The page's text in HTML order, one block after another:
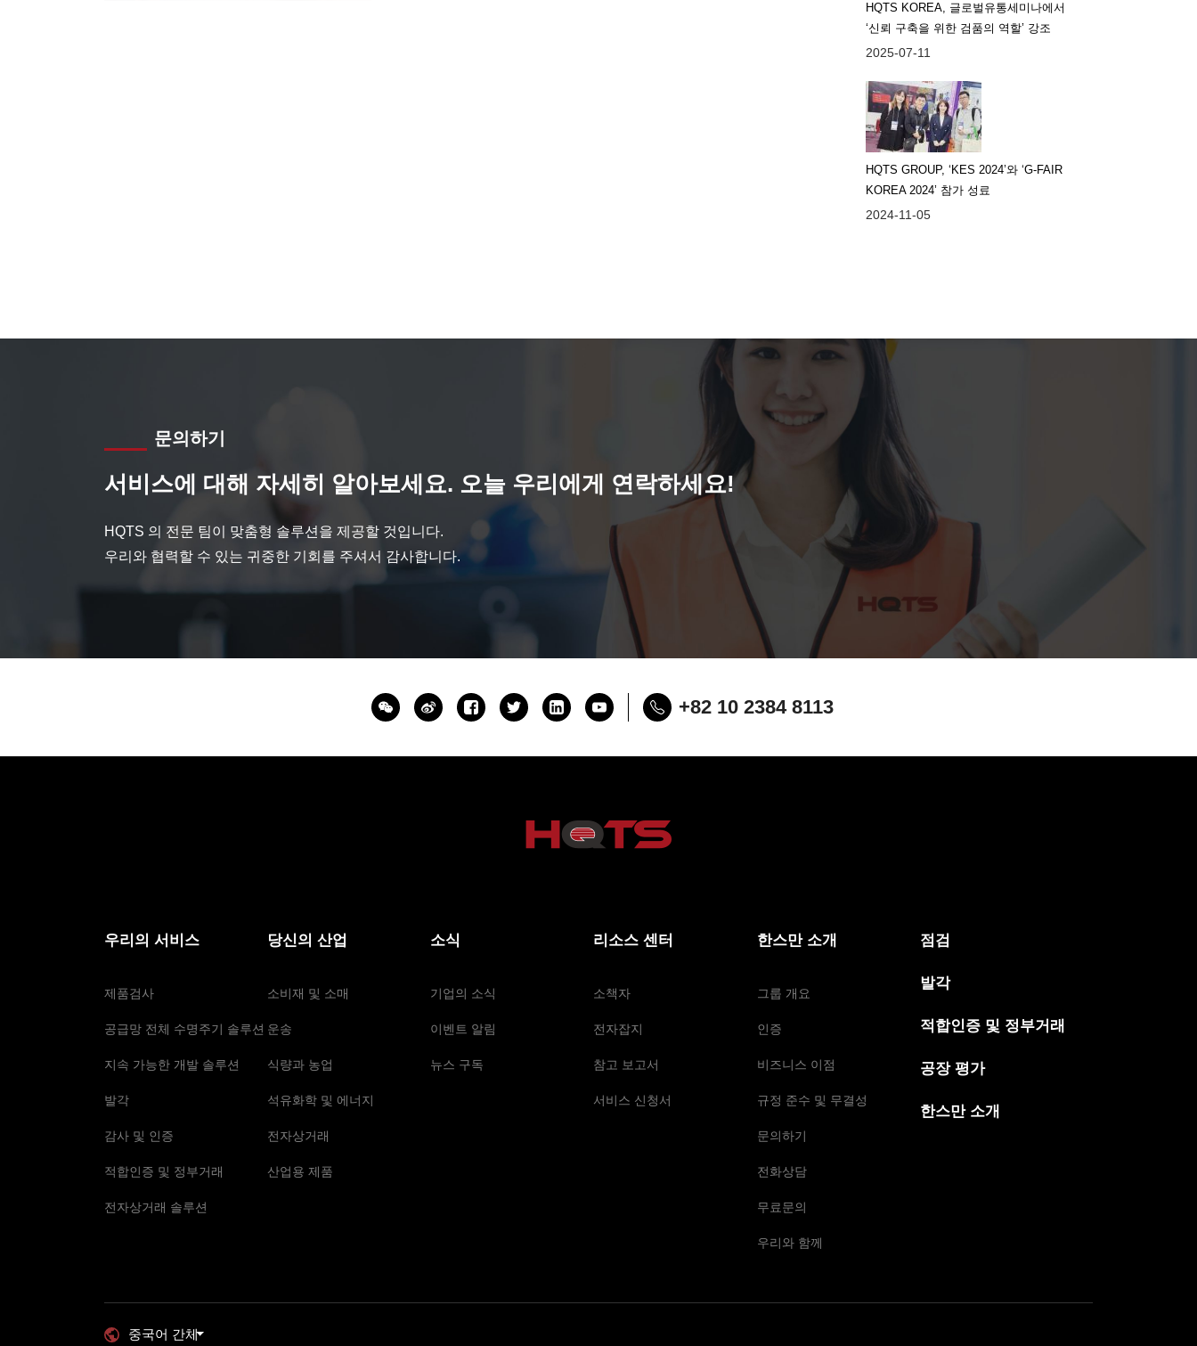
HQTS KOREA, 글로벌유통세미나에서
‘신뢰 구축을 위한 검품의 역할’ 강조
2025-07-11
HQTS GROUP, ‘KES 2024’와 ‘G-FAIR
KOREA 2024’ 참가 성료
2024-11-05
문의하기
서비스에 대해 자세히 알아보세요. 오늘 우리에게 연락하세요!
HQTS 의 전문 팀이 맞춤형 솔루션을 제공할 것입니다.
우리와 협력할 수 있는 귀중한 기회를 주셔서 감사합니다.
+82 10 2384 8113
우리의 서비스
제품검사
공급망 전체 수명주기 솔루션
지속 가능한 개발 솔루션
발각
감사 및 인증
적합인증 및 정부거래
전자상거래 솔루션
당신의 산업
소비재 및 소매
운송
식량과 농업
석유화학 및 에너지
전자상거래
산업용 제품
소식
기업의 소식
이벤트 알림
뉴스 구독
리소스 센터
소책자
전자잡지
참고 보고서
서비스 신청서
한스만 소개
그룹 개요
인증
비즈니스 이점
규정 준수 및 무결성
문의하기
전화상담
무료문의
우리와 함께
점검
발각
적합인증 및 정부거래
공장 평가
한스만 소개
중국어 간체